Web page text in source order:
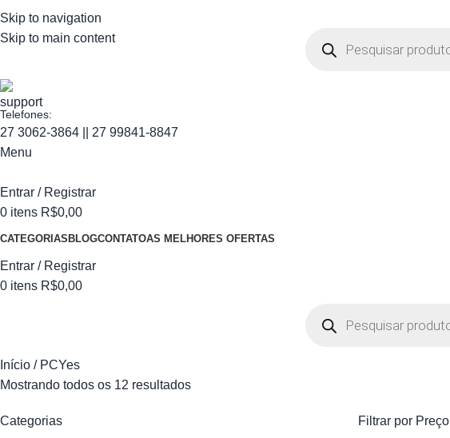
Skip to navigation
Skip to main content
Telefones:
27 3062-3864 || 27 99841-8847
Menu
Entrar / Registrar
0 itens R$0,00
CATEGORIAS BLOGCONTATOAS MELHORES OFERTAS
Entrar / Registrar
0 itens R$0,00
Início
PCYes
Mostrando todos os 12 resultados
Categorias Filtrar por Preço